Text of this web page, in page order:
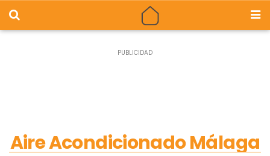
Aire Acondicionado Málaga